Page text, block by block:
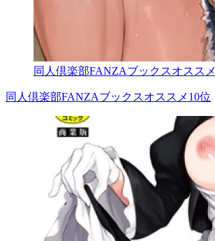
同人倶楽部FANZAブックスオススメ
同人倶楽部FANZAブックスオススメ10位